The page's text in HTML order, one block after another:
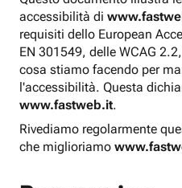
accessibilità di
requisiti dello European
EN 301549, delle WCAG
cosa stiamo facendo per
l'accessibilità. Questa
www.fastweb.it.
Rivediamo regolarmente
che miglioriamo